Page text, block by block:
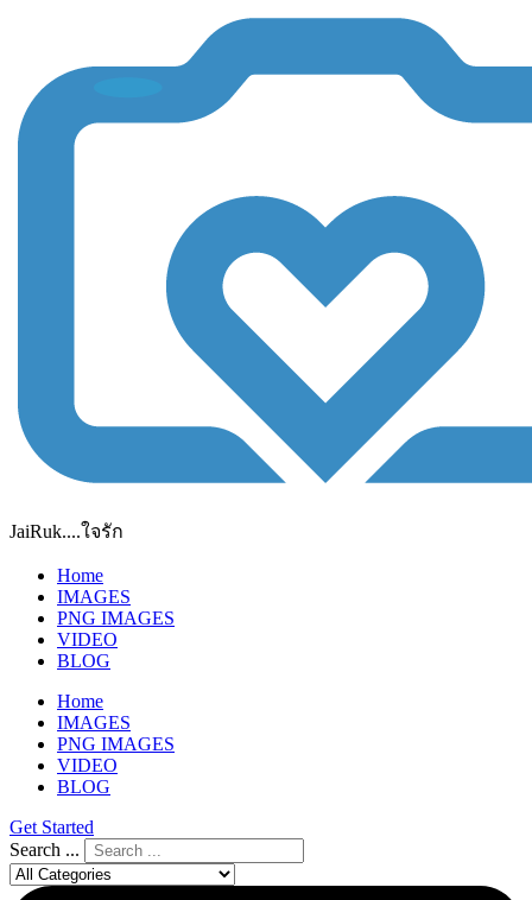
JaiRuk....ใจรัก
Home
IMAGES
PNG IMAGES
VIDEO
BLOG
Home
IMAGES
PNG IMAGES
VIDEO
BLOG
Get Started
Search ...